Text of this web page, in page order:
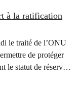
à la ratification
le traité de l’ONU
de protéger
le statut de réserves